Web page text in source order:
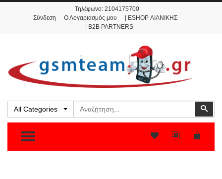
Τηλέφωνο: 2104175700
Σύνδεση
Ο Λογαριασμός μου
| ESHOP ΛΙΑΝΙΚΗΣ
| B2B PARTNERS
All Categories
TOGGLE MENU